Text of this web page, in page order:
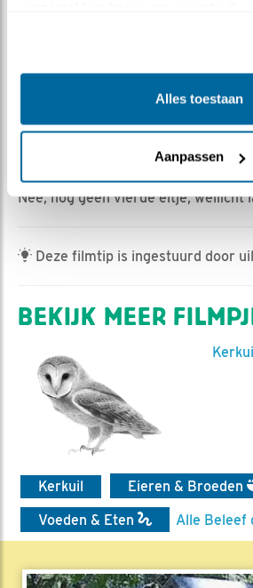
Alles toestaan
Aanpassen
Bewaar dit filmpje |
Nee, nog geen vierde eitje, wellicht
Deze filmtip is ingestuurd door
BEKIJK MEER
Kerkuil
Eieren & Broeden
Voeden & Eten
Alle Beleef